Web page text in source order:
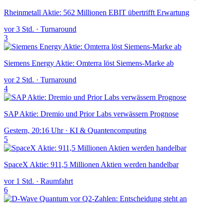
Rheinmetall Aktie: 562 Millionen EBIT übertrifft Erwartung
vor 3 Std. · Turnaround
3
Siemens Energy Aktie: Omterra löst Siemens-Marke ab
vor 2 Std. · Turnaround
4
SAP Aktie: Dremio und Prior Labs verwässern Prognose
Gestern, 20:16 Uhr · KI & Quantencomputing
5
SpaceX Aktie: 911,5 Millionen Aktien werden handelbar
vor 1 Std. · Raumfahrt
6